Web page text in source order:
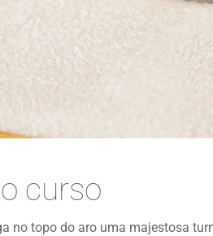
curso
no topo do aro uma majestosa